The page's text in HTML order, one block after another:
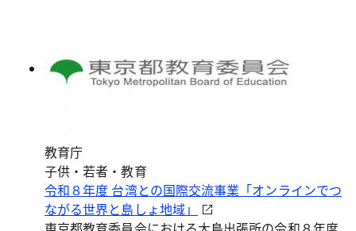
教育庁
子供・若者・教育
令和８年度 台湾との国際交流事業「オンラインでつ
ながる世界と島しょ地域」